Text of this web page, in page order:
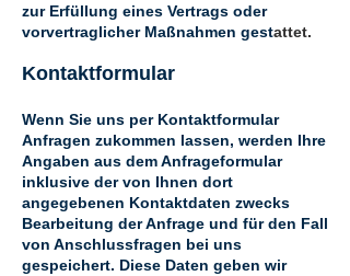
zur Erfüllung eines Vertrags oder
vorvertraglicher Maßnahmen gestattet.
Kontaktformular
Wenn Sie uns per Kontaktformular
Anfragen zukommen lassen, werden Ihre
Angaben aus dem Anfrageformular
inklusive der von Ihnen dort
angegebenen Kontaktdaten zwecks
Bearbeitung der Anfrage und für den Fall
von Anschlussfragen bei uns
gespeichert. Diese Daten geben wir